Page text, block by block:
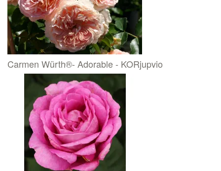
Carmen Würth®- Adorable - KORjupvio